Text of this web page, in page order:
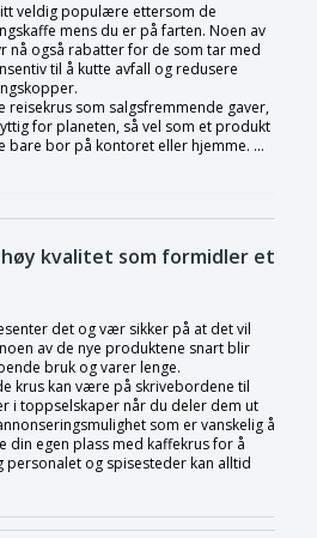
veldig populære ettersom de
mens du er på farten. Noen av
nå også rabatter for de som tar med
til å kutte avfall og redusere
reisekrus som salgsfremmende gaver,
for planeten, så vel som et produkt
bare bor på kontoret eller hjemme. ...
høy kvalitet som formidler et
det og vær sikker på at det vil
av de nye produktene snart blir
bruk og varer lenge.
krus kan være på skrivebordene til
i toppselskaper når du deler dem ut
som er vanskelig å
din egen plass med kaffekrus for å
og spisesteder kan alltid